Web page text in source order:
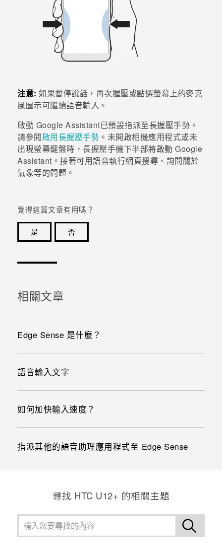
注意: 如果暫停說話，再次握壓或點選螢幕上的麥克
風圖示可繼續語音輸入。
啟動 Google Assistant已預設指派至長握壓手勢。
請參閱啟用長握壓手勢 。未開啟相機應用程式或未
出現螢幕鍵盤時，長握壓手機下半部將啟動 Google
Assistant 。接著可用語音執行網頁搜尋、詢問關於
氣象等的問題。
覺得這篇文章有用嗎？
是
否
相關文章
Edge Sense 是什麼？
語音輸入文字
如何加快輸入速度？
指派其他的語音助理應用程式至 Edge Sense
尋找 HTC U12+ 的相關主題